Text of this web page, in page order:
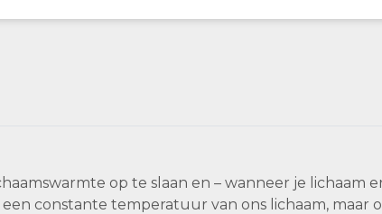
op te slaan en – wanneer je lichaam
constante temperatuur van ons lichaam, maar